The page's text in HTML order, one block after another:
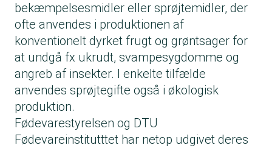
bekæmpelsesmidler eller sprøjtemidler, der
ofte anvendes i produktionen af
konventionelt dyrket frugt og grøntsager for
at undgå fx ukrudt, svampesygdomme og
angreb af insekter. I enkelte tilfælde
anvendes sprøjtegifte også i økologisk
produktion.
Fødevarestyrelsen og DTU
Fødevareinstitutttet har netop udgivet deres